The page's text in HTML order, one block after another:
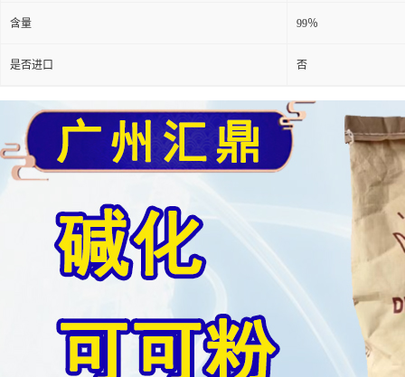
含量 99％
是否进口 否